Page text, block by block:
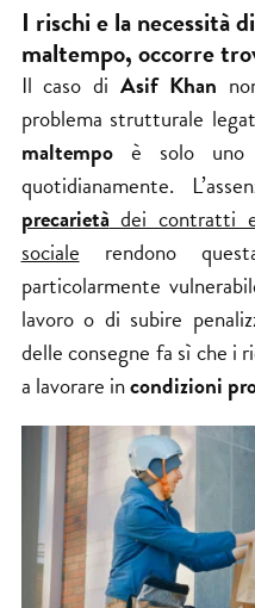
I rischi e la necessità
maltempo, occorre
Il caso di Asif Khan
problema strutturale
maltempoè solo uno
quotidianamente.
precarietà dei contratti
sociale rendono
particolarmente
lavoro o di subire
delle consegne fa sì che i
a lavorare incondizioni